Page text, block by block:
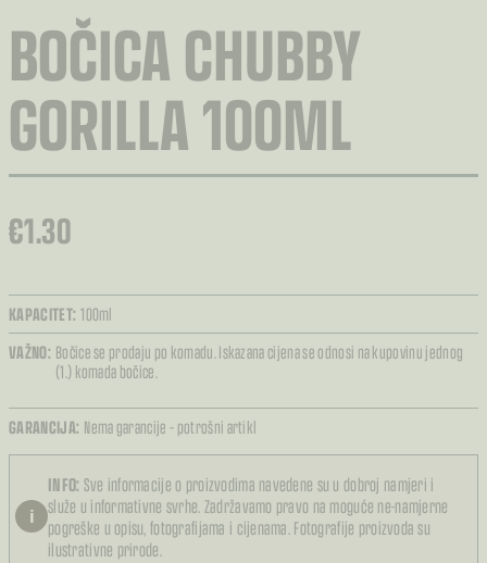
BOČICA CHUBBY
GORILLA 100ML
€1.30
KAPACITET: 100ml
VAŽNO: Bočice se prodaju po komadu. Iskazana cijena se odnosi na kupovinu jednog
(1.) komada bočice.
GARANCIJA: Nema garancije – potrošni artikl
i
INFO: Sve informacije o proizvodima navedene su u dobroj namjeri i
služe u informativne svrhe. Zadržavamo pravo na moguće ne-namjerne
pogreške u opisu, fotografijama i cijenama. Fotografije proizvoda su
ilustrativne prirode.